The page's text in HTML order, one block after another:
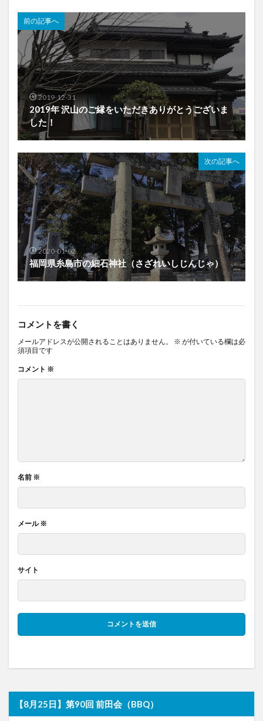
前の記事へ
2019-12-31
2019年 沢山のご縁をいただきありがとうございま
した！
次の記事へ
2020-01-02
福岡県糸島市の細石神社（さざれいしじんじゃ）
コメントを書く
メールアドレスが公開されることはありません。 ※ が付いている欄は必
須項目です
コメント ※
名前 ※
メール※
サイト
【8月25日】第90回 前田会（BBQ）